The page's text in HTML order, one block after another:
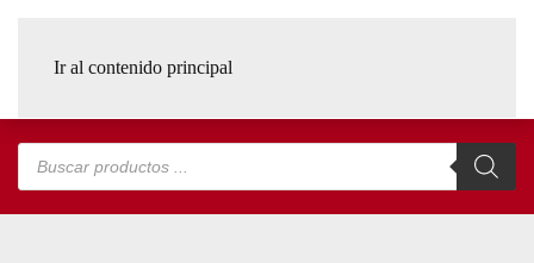
Ir al contenido principal
Búsqueda
productos